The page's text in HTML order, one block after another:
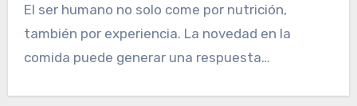
El ser humano no solo come por nutrición,
también por experiencia. La novedad en la
comida puede generar una respuesta…